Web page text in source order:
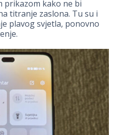
prikazom kako ne bi
titranje zaslona. Tu su i
plavog svjetla, ponovno